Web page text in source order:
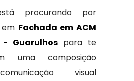
procurando por
Fachada em ACM
Guarulhos para te
uma composição
visual